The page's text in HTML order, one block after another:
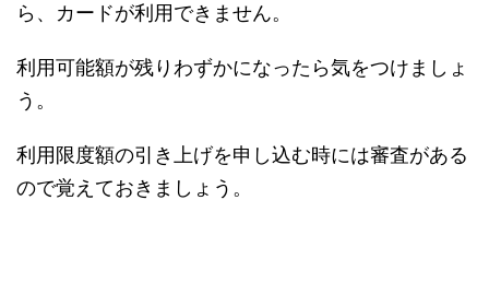
ら、カードが利用できません。
利用可能額が残りわずかになったら気をつけましょ
う。
利用限度額の引き上げを申し込む時には審査がある
ので覚えておきましょう。